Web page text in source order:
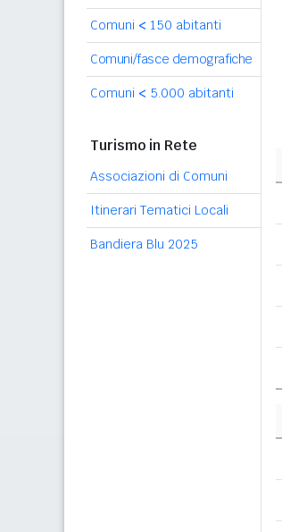
Comuni < 150 abitanti
Comuni/fasce demografiche
Comuni < 5.000 abitanti
Turismo in Rete
Associazioni di Comuni
Itinerari Tematici Locali
Bandiera Blu 2025